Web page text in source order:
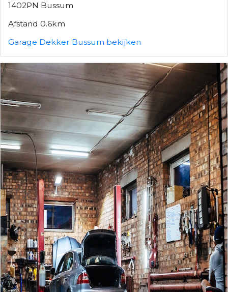
1402PN Bussum
Afstand 0.6km
Garage Dekker Bussum bekijken